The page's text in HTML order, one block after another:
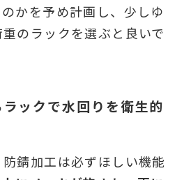
かを予め計画し、少しゆ
のラックを選ぶと良いで
ックで水回りを衛生的
錆加工は必ずほしい機能